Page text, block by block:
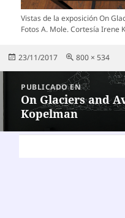
Vistas de la exposición On
Fotos A. Mole. Cortesía Irene
Publicado
23/11/2017
Tamaño
800 × 534
Navegación
entradas
PUBLICADO EN
On Glaciers and
Kopelman